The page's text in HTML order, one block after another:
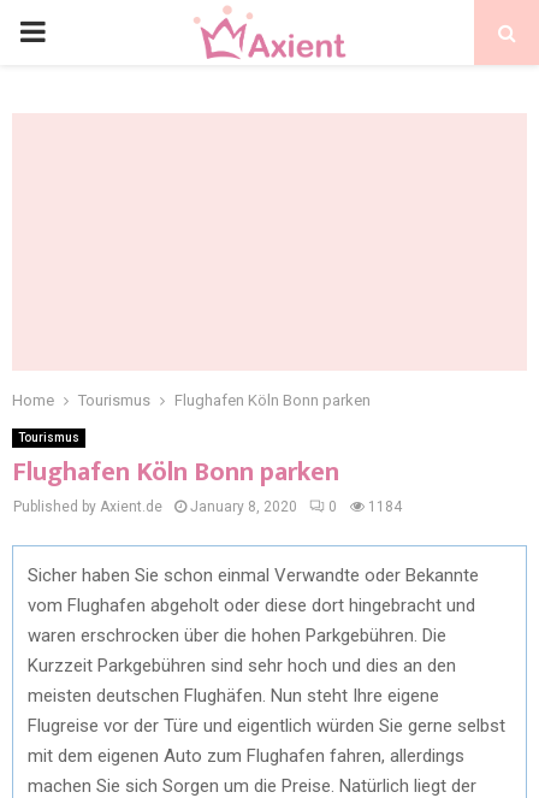
Home Tourismus Flughafen Köln Bonn parken
Tourismus
Flughafen Köln Bonn parken
Published by Axient.de January 8, 2020 0 1184
Sicher haben Sie schon einmal Verwandte oder Bekannte
vom Flughafen abgeholt oder diese dort hingebracht und
waren erschrocken über die hohen Parkgebühren. Die
Kurzzeit Parkgebühren sind sehr hoch und dies an den
meisten deutschen Flughäfen. Nun steht Ihre eigene
Flugreise vor der Türe und eigentlich würden Sie gerne selbst
mit dem eigenen Auto zum Flughafen fahren, allerdings
machen Sie sich Sorgen um die Preise. Natürlich liegt der